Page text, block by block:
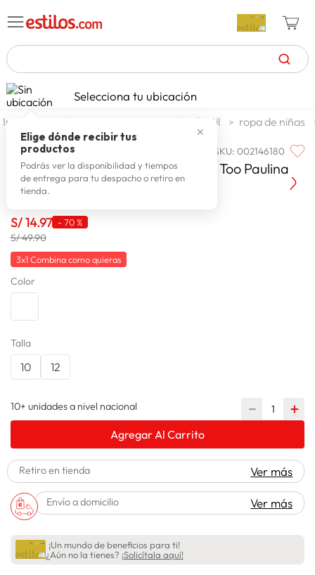
TÉRMINOS MÁS BUSCADOS
1. celulares
2. zapatillas mujer
3. zapatillas hombre
4. moda
6. tv
7. laptop
8.
Selecciona tu ubicación
✕
Elige dónde recibir tus
productos
Podrás ver la disponibilidad y tiempos
de entrega para tu despacho o retiro en
tienda.
moda y accesorios moda infantil ropa de niñas
ONE STEP TOO SKU:002146180
Polo Manga Corta Niña One Step Too Paulina
S/14.97 - 70 %
S/ 49.90
3x1 Combina como quieras
Color
Talla
10 12
10+ unidades a nivel nacional ＋
－
Agregar Al Carrito
Retiro en tienda Ver más
Envío a domicilio Ver más
¡Un mundo de beneficios para ti!
¿Aún no la tienes? ¡Solicítala aquí!